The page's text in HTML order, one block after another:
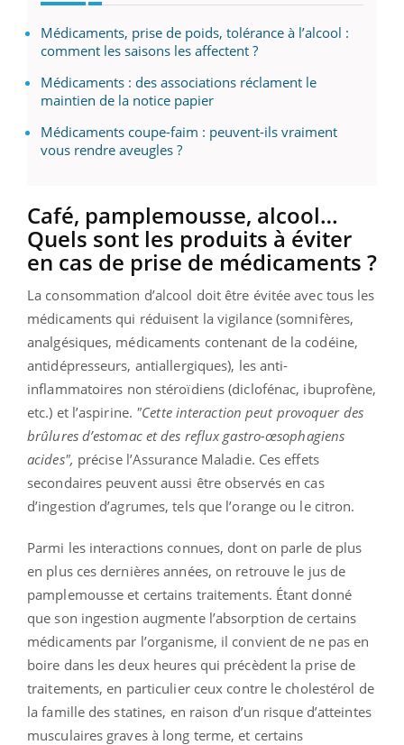
Médicaments, prise de poids, tolérance à l’alcool :
comment les saisons les affectent ?
Médicaments : des associations réclament le
maintien de la notice papier
Médicaments coupe-faim : peuvent-ils vraiment
vous rendre aveugles ?
Café, pamplemousse, alcool…
Quels sont les produits à éviter
en cas de prise de médicaments ?
La consommation d’alcool doit être évitée avec tous les
médicaments qui réduisent la vigilance (somnifères,
analgésiques, médicaments contenant de la codéine,
antidépresseurs, antiallergiques), les anti-
inflammatoires non stéroïdiens (diclofénac, ibuprofène,
etc.) et l’aspirine. "Cette interaction peut provoquer des
brûlures d’estomac et des reflux gastro-œsophagiens
acides", précise l’Assurance Maladie. Ces effets
secondaires peuvent aussi être observés en cas
d’ingestion d’agrumes, tels que l’orange ou le citron.
Parmi les interactions connues, dont on parle de plus
en plus ces dernières années, on retrouve le jus de
pamplemousse et certains traitements. Étant donné
que son ingestion augmente l’absorption de certains
médicaments par l’organisme, il convient de ne pas en
boire dans les deux heures qui précèdent la prise de
traitements, en particulier ceux contre le cholestérol de
la famille des statines, en raison d’un risque d’atteintes
musculaires graves à long terme, et certains